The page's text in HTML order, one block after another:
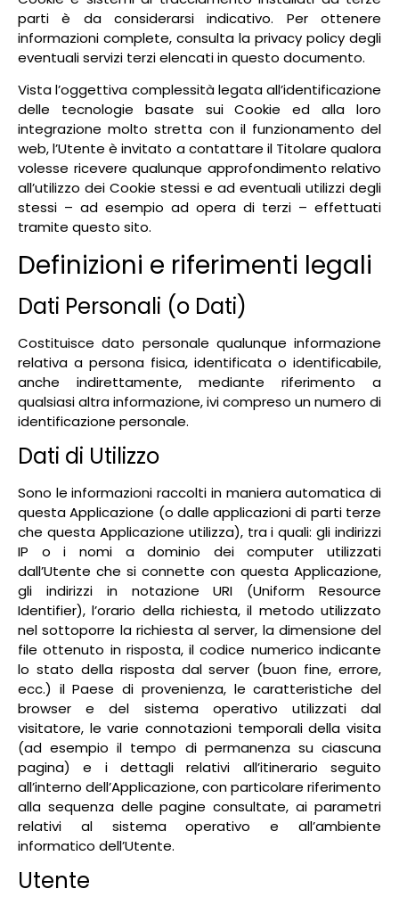
parti è da considerarsi indicativo. Per ottenere
informazioni complete, consulta la privacy policy degli
eventuali servizi terzi elencati in questo documento.
Vista l’oggettiva complessità legata all’identificazione
delle tecnologie basate sui Cookie ed alla loro
integrazione molto stretta con il funzionamento del
web, l’Utente è invitato a contattare il Titolare qualora
volesse ricevere qualunque approfondimento relativo
all’utilizzo dei Cookie stessi e ad eventuali utilizzi degli
stessi – ad esempio ad opera di terzi – effettuati
tramite questo sito.
Definizioni e riferimenti legali
Dati Personali (o Dati)
Costituisce dato personale qualunque informazione
relativa a persona fisica, identificata o identificabile,
anche indirettamente, mediante riferimento a
qualsiasi altra informazione, ivi compreso un numero di
identificazione personale.
Dati di Utilizzo
Sono le informazioni raccolti in maniera automatica di
questa Applicazione (o dalle applicazioni di parti terze
che questa Applicazione utilizza), tra i quali: gli indirizzi
IP o i nomi a dominio dei computer utilizzati
dall’Utente che si connette con questa Applicazione,
gli indirizzi in notazione URI (Uniform Resource
Identifier), l’orario della richiesta, il metodo utilizzato
nel sottoporre la richiesta al server, la dimensione del
file ottenuto in risposta, il codice numerico indicante
lo stato della risposta dal server (buon fine, errore,
ecc.) il Paese di provenienza, le caratteristiche del
browser e del sistema operativo utilizzati dal
visitatore, le varie connotazioni temporali della visita
(ad esempio il tempo di permanenza su ciascuna
pagina) e i dettagli relativi all’itinerario seguito
all’interno dell’Applicazione, con particolare riferimento
alla sequenza delle pagine consultate, ai parametri
relativi al sistema operativo e all’ambiente
informatico dell’Utente.
Utente